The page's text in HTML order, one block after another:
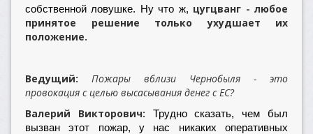
собственной ловушке. Ну что ж, цугцванг - любое
принятое решение только ухудшает их
положение.
Ведущий: Пожары вблизи Чернобыля - это
провокация с целью высасывания денег с ЕС?
Валерий Викторович:
Трудно сказать, чем был
вызван этот пожар, у нас никаких оперативных